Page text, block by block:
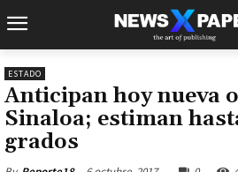
ESTADO
Anticipan hoy nueva
Sinaloa; estiman
grados